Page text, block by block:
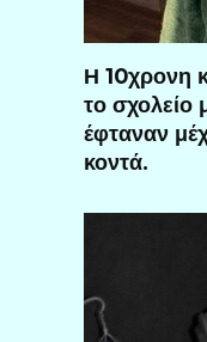
Η 10χρονη
το σχολείο
έφταναν
κοντά.